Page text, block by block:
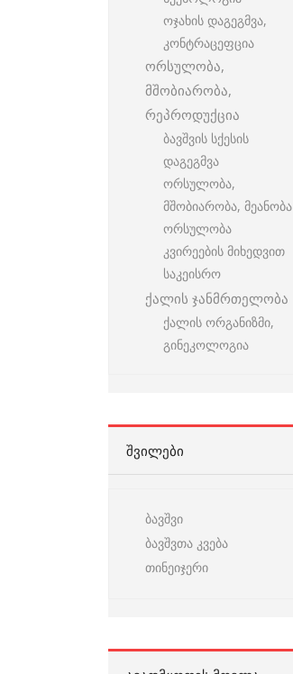
ოჯახის დაგეგმვა,
კონტრაცეფცია
ორსულობა,
მშობიარობა,
რეპროდუქცია
ბავშვის სქესის
დაგეგმვა
ორსულობა,
მშობიარობა, მეანობა
ორსულობა
კვირეების მიხედვით
საკეისრო
ქალის ჯანმრთელობა
ქალის ორგანიზმი,
გინეკოლოგია
ᲨᲕᲘᲚᲔᲑᲘ
ბავშვი
ბავშვთა კვება
თინეიჯერი